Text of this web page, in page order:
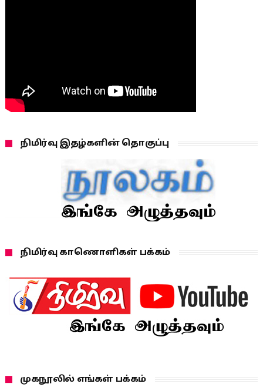
நிமிர்வு இதழ்களின் தொகுப்பு
நிமிர்வு காணொளிகள் பக்கம்
முகநூலில் எங்கள் பக்கம்